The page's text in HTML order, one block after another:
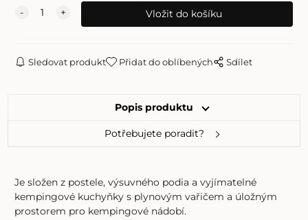
Sledovat produkt Přidat do oblíbených Sdílet
Popis produktu
Potřebujete poradit?
Je složen z postele, výsuvného podia a vyjímatelné
kempingové kuchyňky s plynovým vařičem a úložným
prostorem pro kempingové nádobí.